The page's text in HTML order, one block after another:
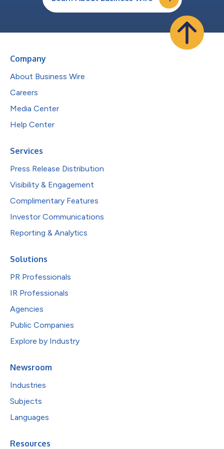
Company
About Business Wire
Careers
Media Center
Help Center
Services
Press Release Distribution
Visibility & Engagement
Complimentary Features
Investor Communications
Reporting & Analytics
Solutions
PR Professionals
IR Professionals
Agencies
Public Companies
Explore by Industry
Newsroom
Industries
Subjects
Languages
Resources